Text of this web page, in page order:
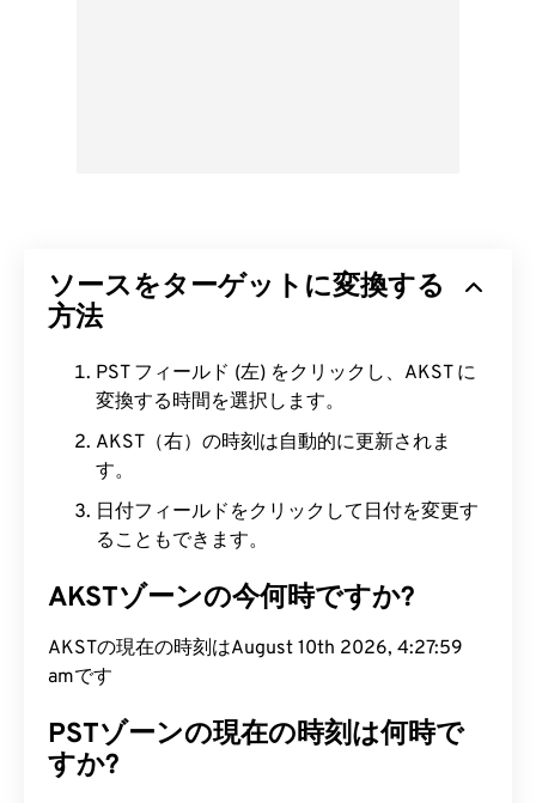
ソースをターゲットに変換する
方法
PST フィールド (左) をクリックし、AKST に
変換する時間を選択します。
AKST（右）の時刻は自動的に更新されま
す。
日付フィールドをクリックして日付を変更す
ることもできます。
AKSTゾーンの今何時ですか?
AKSTの現在の時刻はAugust 10th 2026, 4:28:00
amです
PSTゾーンの現在の時刻は何時で
すか?